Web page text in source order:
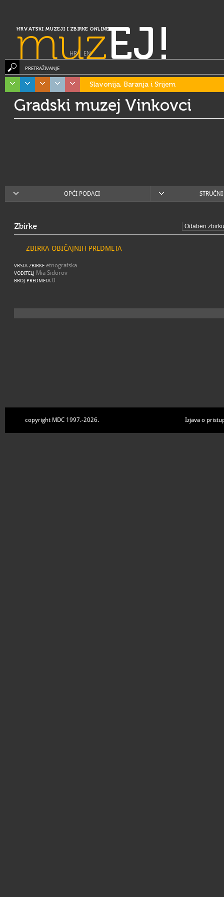
HRVATSKI MUZEJI I ZBIRKE ONLINE
muzEJ!
HR| EN
PRETRAŽIVANJE
Slavonija, Baranja i Srijem
Gradski muzej Vinkovci
OPĆI PODACI
Zbirke
ZBIRKA OBIČAJNIH PREDMETA
VRSTA ZBIRKE etnografska
VODITELJ Mia Sidorov
BROJ PREDMETA 0
copyright MDC 1997.-2026. Izjava o